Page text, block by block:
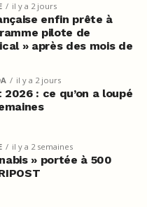
il y a 2 jours
enfin prête à
pilote de
» après des mois de
il y a 2 jours
: ce qu’on a loupé
il y a 2 semaines
» portée à 500